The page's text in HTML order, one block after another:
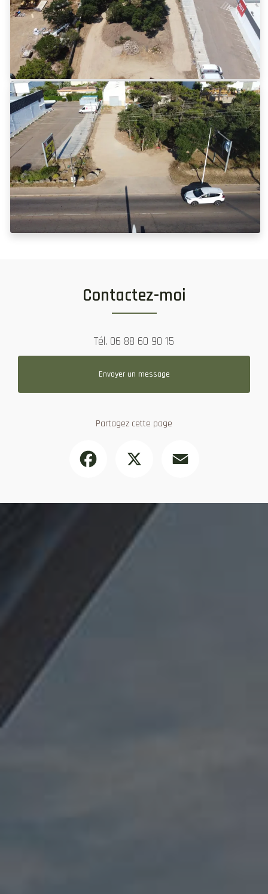
Contactez-moi
Tél. 06 88 60 90 15
Envoyer un message
Partagez cette page